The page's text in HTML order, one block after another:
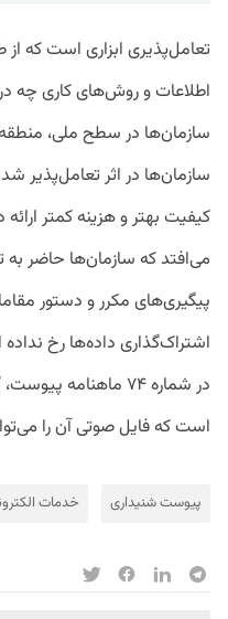
تعامل‌پذیری ابزاری است که
اطلاعات و روش‌های کاری چه
سازمان‌ها در سطح ملی،
سازمان‌ها در اثر تعامل‌پذیر
کیفیت بهتر و هزینه کمتر
می‌افتد که سازمان‌ها حاضر به
پیگیری‌های مکرر و دستور
اشتراک‌گذاری داده‌ها رخ
در شماره ۷۴
است که فایل صوتی آن را
پیوست شنیداری خدمات